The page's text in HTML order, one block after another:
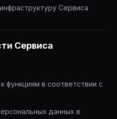
Сервиса
Сервиса
функциям в соответствии с
данных в